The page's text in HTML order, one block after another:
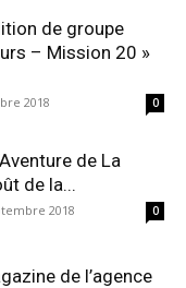
de groupe
– Mission 20 »
2018 0
de La
de la...
2018 0
de l’agence